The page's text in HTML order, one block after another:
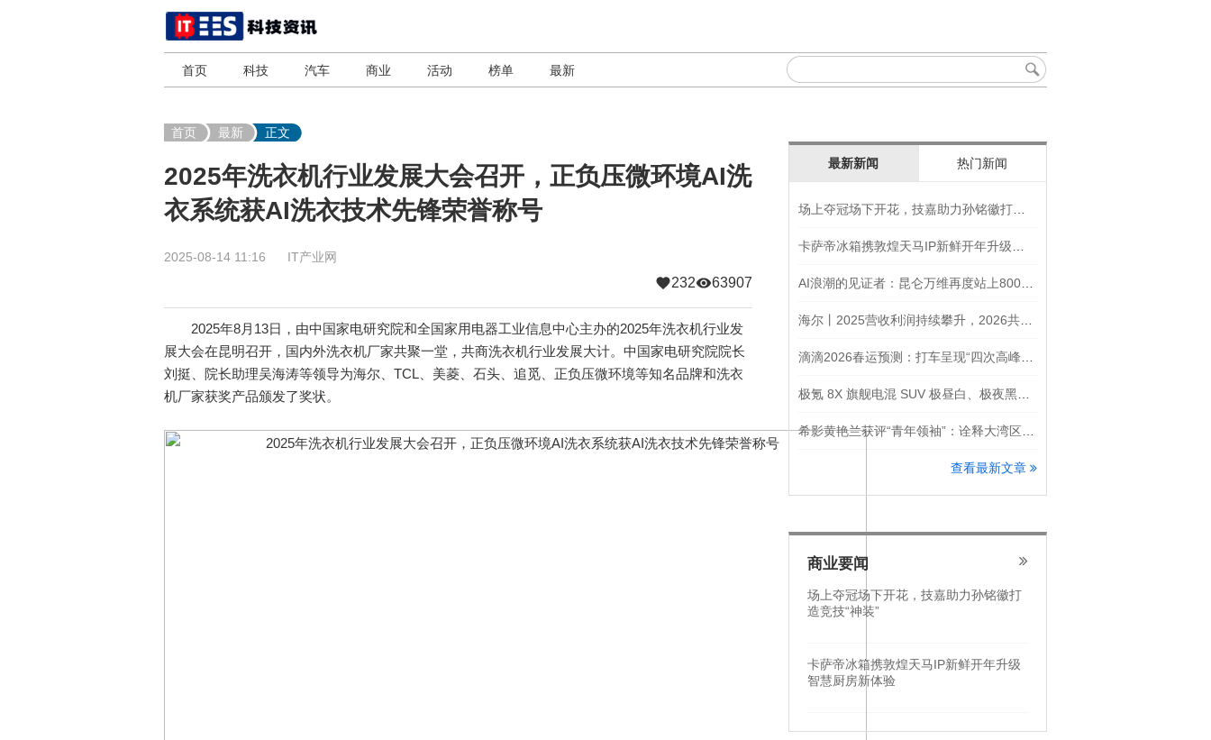
首页 科技 汽车 商业 活动 榜单 最新
首页 最新 正文
2025年洗衣机行业发展大会召开，正负压微环境AI洗
衣系统获AI洗衣技术先锋荣誉称号
2025-08-14 11:16 IT产业网
232 63907
2025年8月13日，由中国家电研究院和全国家用电器工业信息中心主办的2025年洗衣机行业发
展大会在昆明召开，国内外洗衣机厂家共聚一堂，共商洗衣机行业发展大计。中国家电研究院院长
刘挺、院长助理吴海涛等领导为海尔、TCL、美菱、石头、追觅、正负压微环境等知名品牌和洗衣
机厂家获奖产品颁发了奖状。
最新新闻 热门新闻
查看最新文章
商业要闻
场上夺冠场下开花，技嘉助力孙铭徽打
造竞技“神装”
卡萨帝冰箱携敦煌天马IP新鲜开年升级
智慧厨房新体验